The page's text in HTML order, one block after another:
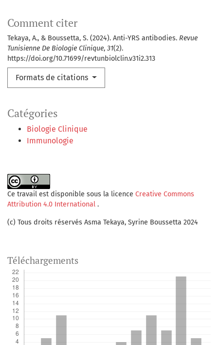
Catégories
Biologie Clinique
Immunologie
Comment citer
Tekaya, A., & Boussetta, S. (2024). Anti-YRS antibodies. Revue
Tunisienne De Biologie Clinique, 31(2).
https://doi.org/10.71699/revtunbiolclin.v31i2.313
Formats de citations
Ce travail est disponible sous la licence Creative Commons
Attribution 4.0 International .
(c) Tous droits réservés Asma Tekaya, Syrine Boussetta 2024
Téléchargements